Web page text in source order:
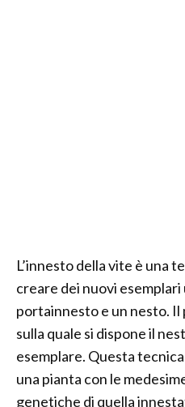
L’innesto della vite è una
creare dei nuovi
portainnesto e un nesto. Il
sulla quale si dispone il
esemplare. Questa
una pianta con le
genetiche di quella